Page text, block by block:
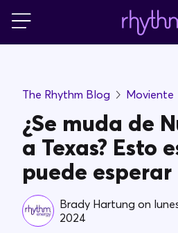
Pequeñas empresas
PowerShift
Acerca de Rhythm
The Rhythm Blog Moviente
¿Se muda de
a Texas? Esto
puede esperar
Brady Hartung on
2024